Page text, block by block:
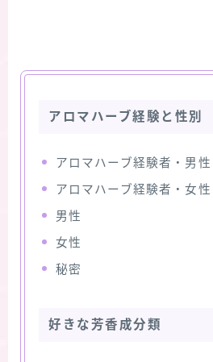
アロマハーブ経験と性別
アロマハーブ経験者・男性
アロマハーブ経験者・女性
男性
女性
秘密
好きな芳香成分類